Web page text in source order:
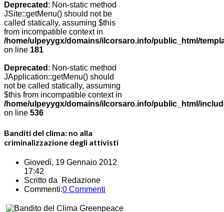
Deprecated : Non-static method
JSite::getMenu() should not be
called statically, assuming $this
from incompatible context in
/home/ulpeyygx/domains/ilcorsaro.info/public_html/
on line 181
Deprecated : Non-static method
JApplication::getMenu() should
not be called statically, assuming
$this from incompatible context in
/home/ulpeyygx/domains/ilcorsaro.info/public_html/
on line 536
Banditi del clima: no alla
criminalizzazione degli attivisti
Giovedì, 19 Gennaio 2012
17:42
Scritto da Redazione
Commenti:0 Commenti